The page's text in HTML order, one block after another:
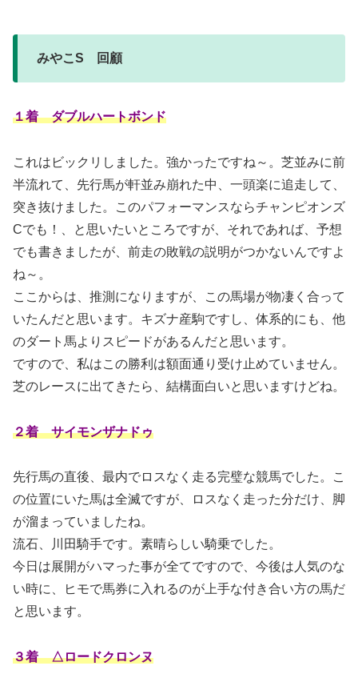
みやこS 回顧
１着 ダブルハートボンド
これはビックリしました。強かったですね～。芝並みに前
半流れて、先行馬が軒並み崩れた中、一頭楽に追走して、
突き抜けました。このパフォーマンスならチャンピオンズ
Cでも！、と思いたいところですが、それであれば、予想
でも書きましたが、前走の敗戦の説明がつかないんですよ
ね～。
ここからは、推測になりますが、この馬場が物凄く合って
いたんだと思います。キズナ産駒ですし、体系的にも、他
のダート馬よりスピードがあるんだと思います。
ですので、私はこの勝利は額面通り受け止めていません。
芝のレースに出てきたら、結構面白いと思いますけどね。
２着 サイモンザナドゥ
先行馬の直後、最内でロスなく走る完璧な競馬でした。こ
の位置にいた馬は全滅ですが、ロスなく走った分だけ、脚
が溜まっていましたね。
流石、川田騎手です。素晴らしい騎乗でした。
今日は展開がハマった事が全てですので、今後は人気のな
い時に、ヒモで馬券に入れるのが上手な付き合い方の馬だ
と思います。
３着 △ロードクロンヌ